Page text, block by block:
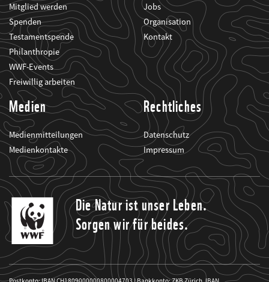
Mitglied werden
Spenden
Testamentspende
Philanthropie
WWF-Events
Freiwillig arbeiten
Jobs
Organisation
Kontakt
Medien
Medienmitteilungen
Medienkontakte
Rechtliches
Datenschutz
Impressum
Die Natur ist unser Leben.
Sorgen wir für beides.